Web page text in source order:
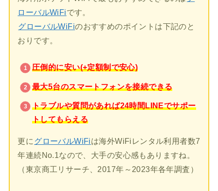
ローバルWiFiです。
グローバルWiFiのおすすめのポイントは下記のと
おりです。
圧倒的に安い(+定額制で安心)
最大5台のスマートフォンを接続できる
トラブルや質問があれば24時間LINEでサポー
トしてもらえる
更に グローバルWiFiは海外WiFiレンタル利用者数7
年連続No.1なので、大手の安心感もありますね。
（東京商工リサーチ、2017年～2023年各年調査）